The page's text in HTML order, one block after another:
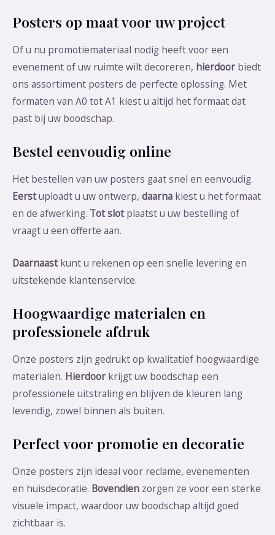
Posters op maat voor uw project
Of u nu promotiemateriaal nodig heeft voor een
evenement of uw ruimte wilt decoreren, hierdoor biedt
ons assortiment posters de perfecte oplossing. Met
formaten van A0 tot A1 kiest u altijd het formaat dat
past bij uw boodschap.
Bestel eenvoudig online
Het bestellen van uw posters gaat snel en eenvoudig.
Eerstuploadt u uw ontwerp, daarna kiest u het formaat
en de afwerking. Tot slotplaatst u uw bestelling of
vraagt u een offerte aan.
Daarnaastkunt u rekenen op een snelle levering en
uitstekende klantenservice.
Hoogwaardige materialen en
professionele afdruk
Onze posters zijn gedrukt op kwalitatief hoogwaardige
materialen. Hierdoor krijgt uw boodschap een
professionele uitstraling en blijven de kleuren lang
levendig, zowel binnen als buiten.
Perfect voor promotie en decoratie
Onze posters zijn ideaal voor reclame, evenementen
en huisdecoratie. Bovendien zorgen ze voor een sterke
visuele impact, waardoor uw boodschap altijd goed
zichtbaar is.